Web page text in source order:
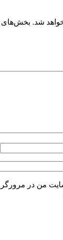
شد. بخش‌های
من در